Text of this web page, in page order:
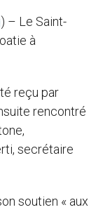
) – Le Saint-
à
reçu par
rencontré
secrétaire
soutien « aux